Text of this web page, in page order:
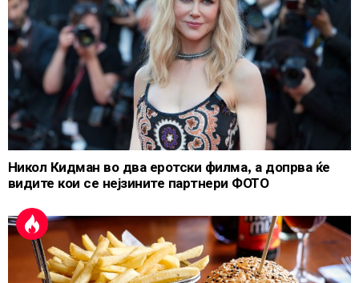
Никол Кидман во два еротски филма, а допрва ќе
видите кои се нејзините партнери ФОТО